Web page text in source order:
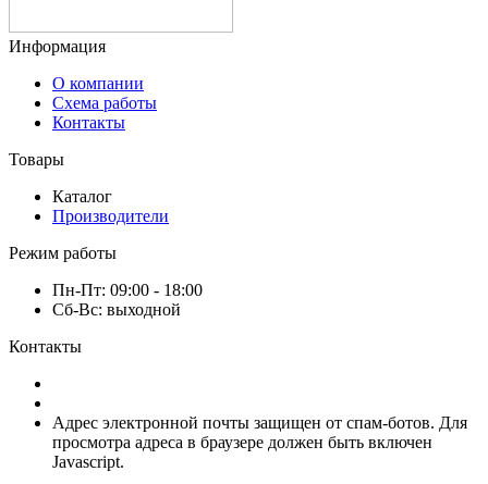
О компании
Схема работы
Каталог
Пн-Пт: 09:00 - 18:00
8 (920) 417-17-34
Адрес электронной почты защищен от спам-ботов. Для
просмотра адреса в браузере должен быть включен